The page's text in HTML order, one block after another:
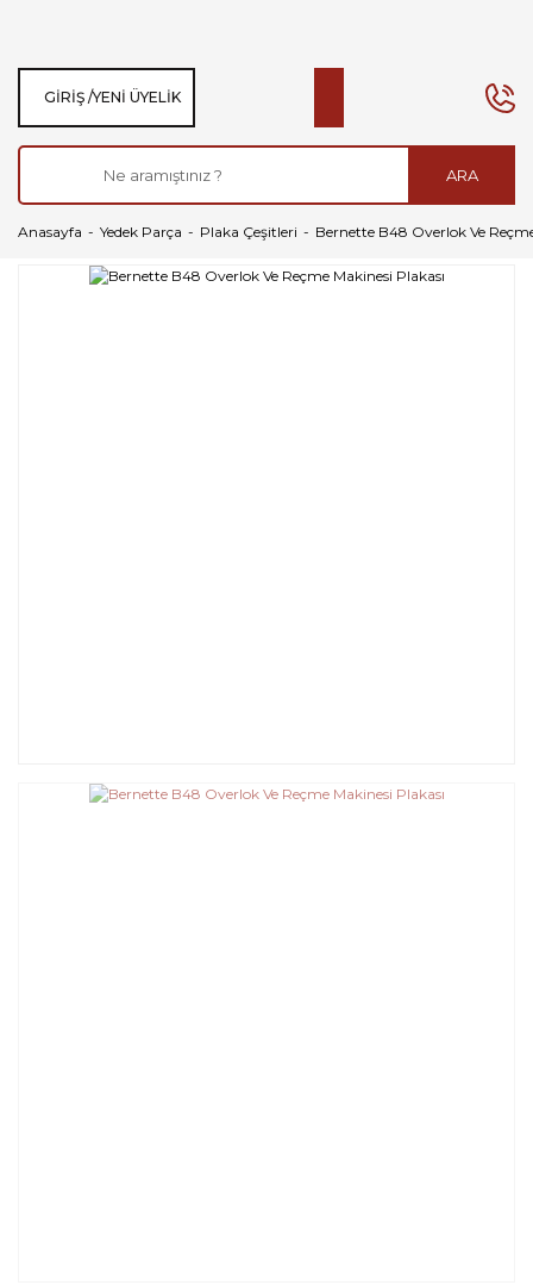
ARA
GIRIŞ /YENI ÜYELIK
Anasayfa Yedek Parça Plaka Çeşitleri Bernette B48 Overlok Ve